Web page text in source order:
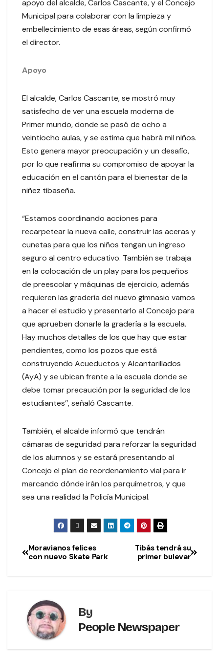
apoyo del alcalde, Carlos Cascante, y el Concejo
Municipal para colaborar con la limpieza y
embellecimiento de esas áreas, según confirmó
el director.
Apoyo
El alcalde, Carlos Cascante, se mostró muy
satisfecho de ver una escuela moderna de
Primer mundo, donde se pasó de ocho a
veintiocho aulas, y se estima que habrá mil niños.
Esto genera mayor preocupación y un desafío,
por lo que reafirma su compromiso de apoyar la
educación en el cantón para el bienestar de la
niñez tibaseña.
“Estamos coordinando acciones para
recarpetear la nueva calle, construir las aceras y
cunetas para que los niños tengan un ingreso
seguro al centro educativo. También se trabaja
en la colocación de un play para los pequeños
de preescolar y máquinas de ejercicio, además
requieren las gradería del nuevo gimnasio vamos
a hacer el estudio y presentarlo al Concejo para
que aprueben donarle la gradería a la escuela.
Hay muchos detalles de los que hay que estar
pendientes, como los pozos que está
construyendo Acueductos y Alcantarillados
(AyA) y se ubican frente a la escuela donde se
debe tomar precaución por la seguridad de los
estudiantes’’, señaló Cascante.
También, el alcalde informó que tendrán
cámaras de seguridad para reforzar la seguridad
de los alumnos y se estará presentando al
Concejo el plan de reordenamiento vial para ir
marcando dónde irán los parquímetros, y que
sea una realidad la Policía Municipal.
Tibás tendrá su
primer bulevar
Moravianos felices
con nuevo Skate Park
By
People Newspaper